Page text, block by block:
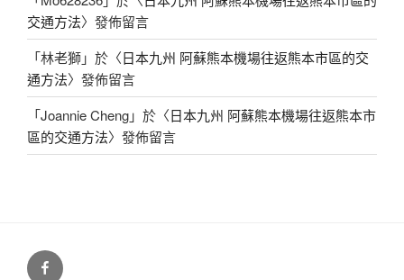
交通方法〉發佈留言
「林老獅」於〈日本九州 阿蘇熊本機場往返熊本市區的交
通方法〉發佈留言
「Joannie Cheng」於〈日本九州 阿蘇熊本機場往返熊本市
區的交通方法〉發佈留言
林